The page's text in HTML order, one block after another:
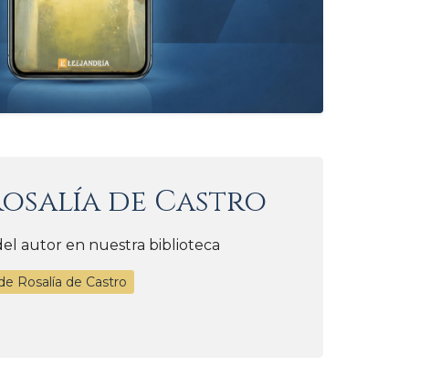
de Castro
autor en nuestra biblioteca
Rosalía de Castro